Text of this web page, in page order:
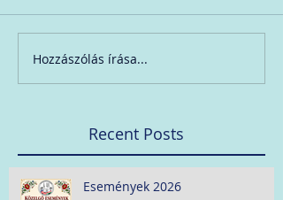
Hozzászólás írása...
Recent Posts
Események 2026